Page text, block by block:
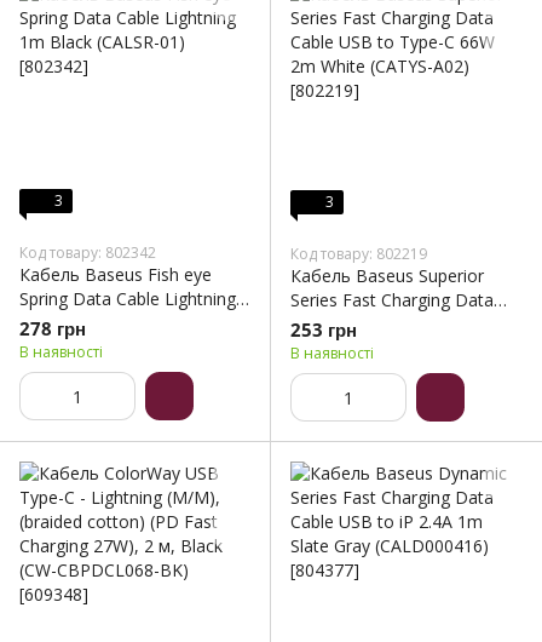
3
Код товару: 802342
Кабель Baseus Fish eye
Spring Data Cable Lightning
1m Black (CALSR-01)
278 грн
В наявності
3
Код товару: 802219
Кабель Baseus Superior
Series Fast Charging Data
Cable USB to Type-C 66W
2m White (CATYS-A02)
253 грн
В наявності